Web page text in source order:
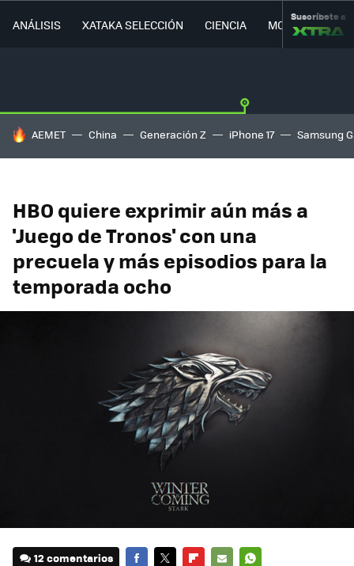
ANÁLISIS XATAKA SELECCIÓN CIENCIA MOVILIDAD
Suscríbete a
HOY SE HABLA DE
AEMET China Generación Z iPhone 17 Samsung
HBO quiere exprimir aún más a
'Juego de Tronos' con una
precuela y más episodios para la
temporada ocho
12 comentarios